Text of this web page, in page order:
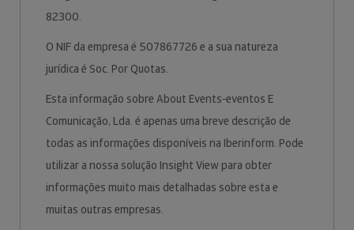
82300.
O NIF da empresa é 507867726 e a sua natureza
jurídica é Soc. Por Quotas.
Esta informação sobre About Events-eventos E
Comunicação, Lda. é apenas uma breve descrição de
todas as informações disponíveis na Iberinform. Pode
utilizar a nossa solução Insight View para obter
informações muito mais detalhadas sobre esta e
muitas outras empresas.